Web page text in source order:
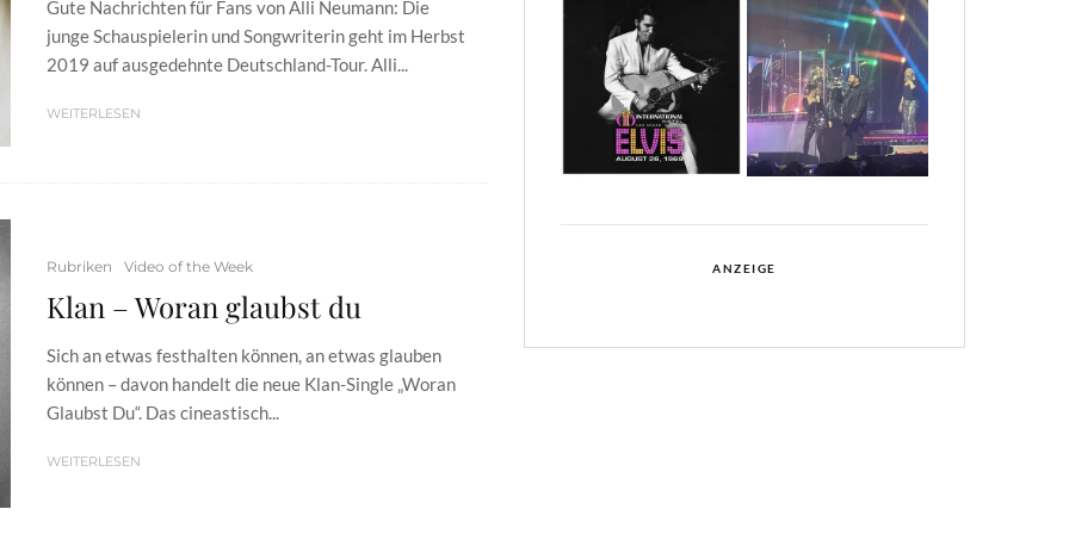
Gute Nachrichten für Fans von Alli Neumann: Die
junge Schauspielerin und Songwriterin geht im Herbst
2019 auf ausgedehnte Deutschland-Tour. Alli...
WEITERLESEN
Rubriken Video of the Week
Klan – Woran glaubst du
Sich an etwas festhalten können, an etwas glauben
können – davon handelt die neue Klan-Single „Woran
Glaubst Du“. Das cineastisch...
WEITERLESEN
ANZEIGE